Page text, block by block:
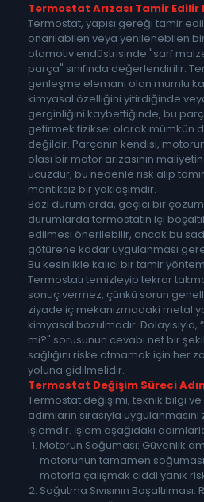
Termostat Arızası Tamir Edilir
Termostat, yapısı gereği tamir
onarılabilen veya yenilenebilen
otomotiv endüstrisinde "sarf
parça" sınıfında değerlendirilir.
genleşme elemanı olan mumlu
kimyasal özelliğini yitirdiğinde
gerginliğini kaybettiğinde, bu
getirmek fiziksel olarak mümkün
değildir. Parçanın kendisi,
olası bir motor arızasının
ucuzdur, bu nedenle risk alıp
mantıksız bir yaklaşımdır.
Bazı durumlarda, geçici bir
durumlarda termostatın içi
edilmesi önerilebilir, ancak bu
götürene kadar uygulanması
Bu kesinlikle kalıcı bir tamir
Termostatı temizleyip tekrar
sonuç vermez, çünkü sorun
ziyade iç mekanizmadaki metal
kimyasal bozulmadır.
mi?" sorusunun cevabı net bir
sağlığını riske atmamak için her
yoluna gidilmelidir.
Termostat Değişim Süreci
Termostat değişimi, teknik bilgi
adımların sırasıyla
işlemdir. İşlem aşağıdaki
Motorun Soğuması: Güvenlik
motorunun tamamen
motorla çalışmak ciddi yanık
Soğutma Sıvısının